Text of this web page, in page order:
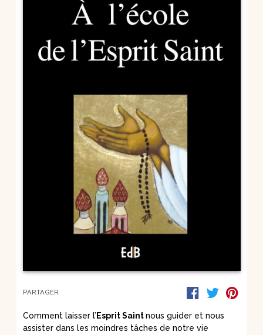
PARTAGER
Comment laisser l’ Esprit Saintnous guider et nous
assister dans les moindres tâches de notre vie